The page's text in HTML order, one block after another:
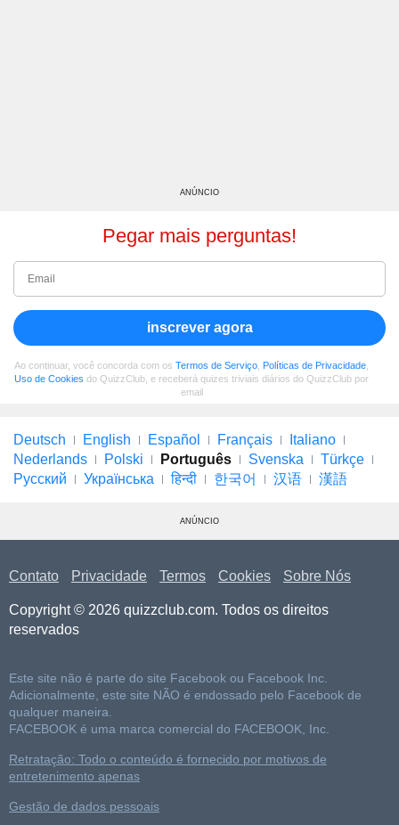
ANÚNCIO
Pegar mais perguntas!
inscrever agora
Ao continuar, você concorda com os Termos de Serviço Políticas de Privacidade
Uso de Cookies do QuizzClub, e receberá quizes triviais diários do QuizzClub por
email
Deutsch English Español Français
Italiano
Nederlands
Polski Português Svenska
Türkçe
Русский
Українська हिन्दी 한국어 汉语 漢語
ANÚNCIO
Contato Privacidade Termos Cookies Sobre Nós
Copyright © 2026 quizzclub.com. Todos os direitos
reservados
Este site não é parte do site Facebook ou Facebook Inc.
Adicionalmente, este site NÃO é endossado pelo Facebook de
qualquer maneira.
FACEBOOK é uma marca comercial do FACEBOOK, Inc.
Retratação: Todo o conteúdo é fornecido por motivos de
entretenimento apenas
Gestão de dados pessoais